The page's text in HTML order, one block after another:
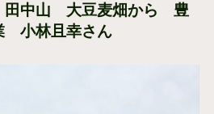
田中山 大豆麦畑から 豊
小林且幸さん